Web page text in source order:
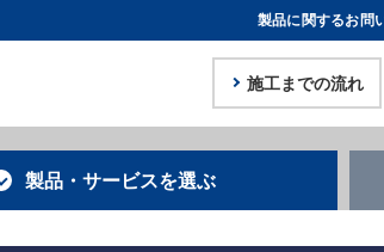
製品に関するお問
施工までの流れ
製品・サービスを選ぶ